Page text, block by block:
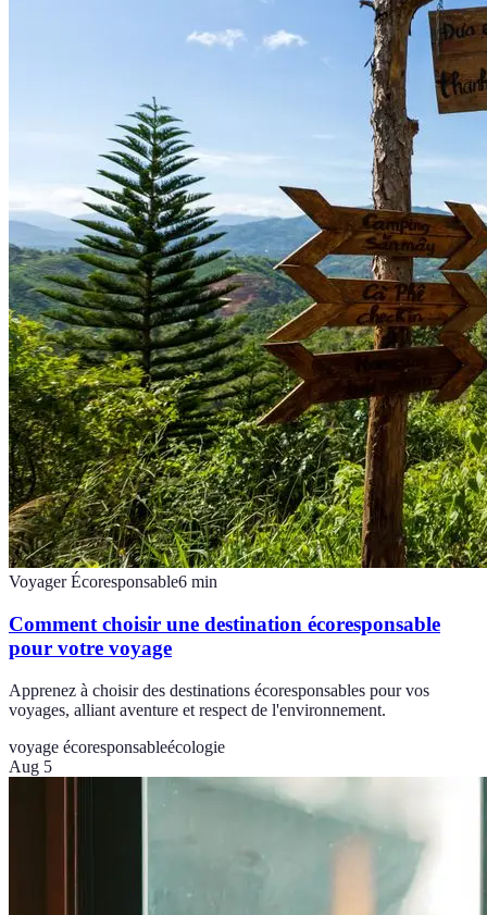
Voyager Écoresponsable6 min
Comment choisir une destination écoresponsable
pour votre voyage
Apprenez à choisir des destinations écoresponsables pour vos
voyages, alliant aventure et respect de l'environnement.
voyage écoresponsableécologie
Aug 5